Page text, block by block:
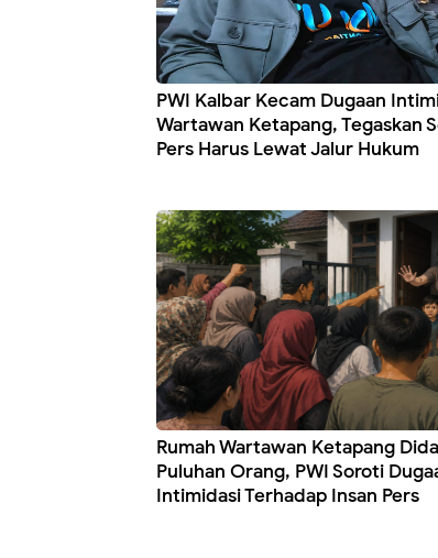
PWI Kalbar Kecam Dugaan
Wartawan Ketapang, Tegaskan
Pers Harus Lewat Jalur Hukum
Rumah Wartawan Ketapang
Puluhan Orang, PWI Soroti
Intimidasi Terhadap Insan Pers